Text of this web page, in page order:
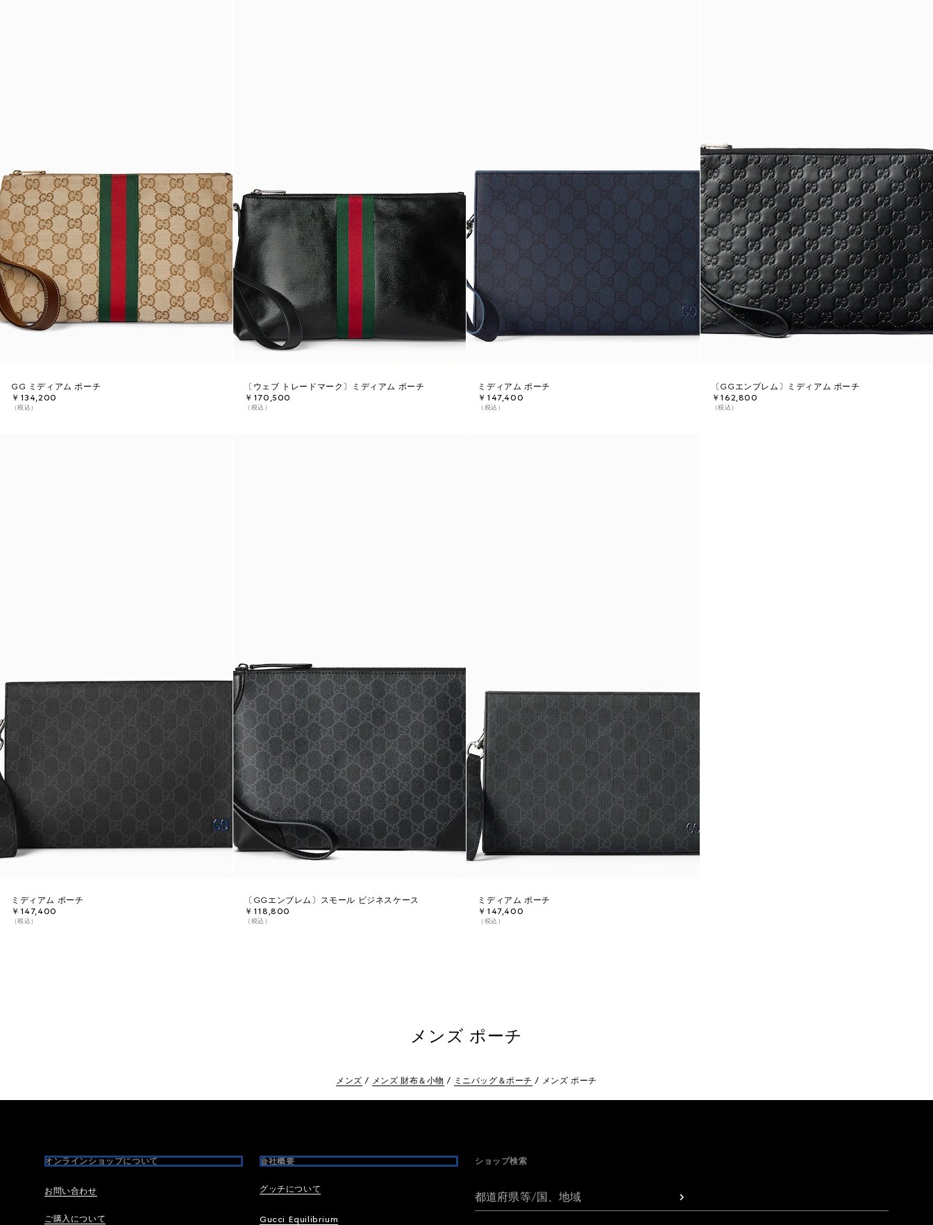
GG ミディアム ポーチ
￥134,200
（税込）
〔ウェブ トレードマーク〕ミディアム ポーチ
￥170,500
（税込）
ミディアム ポーチ
￥147,400
（税込）
〔GGエンブレム〕ミディアム ポーチ
￥162,800
（税込）
ミディアム ポーチ
￥147,400
（税込）
〔GGエンブレム〕スモール ビジネスケース
￥118,800
（税込）
ミディアム ポーチ
￥147,400
（税込）
メンズ ポーチ
メンズ メンズ 財布＆小物 ミニバッグ＆ポーチ メンズ ポーチ
オンラインショップについて
お問い合わせ
ご購入について
会社概要
グッチについて
Gucci Equilibrium
ショップ検索
都道府県等/国、地域